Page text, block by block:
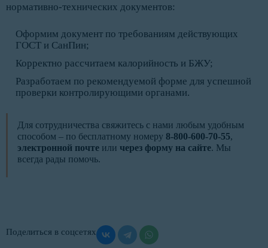
нормативно-технических документов:
Оформим документ по требованиям действующих
ГОСТ и СанПин;
Корректно рассчитаем калорийность и БЖУ;
Разработаем по рекомендуемой форме для успешной
проверки контролирующими органами.
Для сотрудничества свяжитесь с нами любым удобным
способом – по бесплатному номеру 8-800-600-70-55,
электронной почте или через форму на сайте. Мы
всегда рады помочь.
Поделиться в соцсетях